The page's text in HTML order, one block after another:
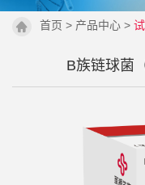
首页 > 产品中心 >
B族链球菌